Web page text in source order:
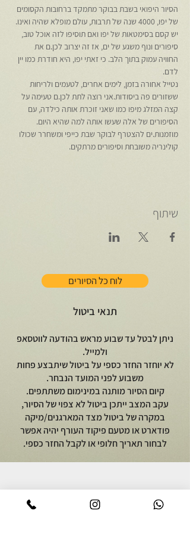
הסיור היפואי בשבת בבוקר מתמקד ברחובות הקסומים
של יפו, 4000 שנה של תרבות, עולם מופלא שהיה ואינו.
יש קסם בסימטאות של יפו ואם תוסיפו לזה אוכל טוב,
סיפורים ונוף משגע של ים, אז זה יצרוב לכן.ם את
החוויה עמוק בתוך הלב. כי זאתי יפו, היא חודרת כמו יין
לדם.
נטייל אחורה בזמן, לימים אחרים, לטעמים ולריחות
ששזורים פה ביסודות.אני רוצה לתת לכן.ם טעימה על
קצה המזלג מיפו כמו שאני זוכרת אותה כילדה, עם
הסיפורים של אלה שעשו אותה למה שהיא היום.
מוזמנות.ים להצטרף לבוקר שבת כייפי ומשחרר שכולו
קולינריה משובחת וסיפורים מרתקים.
שיתוף
לוח כל הסיורים
תנאי ביטול
ניתן לבטל עד שבוע מראש בהודעה לווטסאפ
ולמייל.
לא יוחזר החזר כספי על ביטול שיתבצע פחות
משבוע לפני המועד הנבחר.
קיום הסיור מותנה במינימום משתתפים.
עקב המצב ייתכן ביטול לא צפוי של הסיור,
במקרה של ביטול מצד המארגנים/מיקה
פודארט או מטעם פיקוד העורף יהיה אפשר
לבחור תאריך חלופי או לקבל החזר כספי.
על מיקה פודארט
יוצאים לאכול